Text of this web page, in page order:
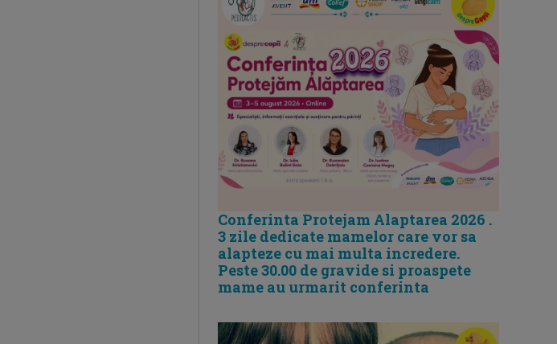
Conferinta Protejam Alaptarea 2026 .
3 zile dedicate mamelor care vor sa
alapteze cu mai multa incredere.
Peste 30.00 de gravide si proaspete
mame au urmarit conferinta